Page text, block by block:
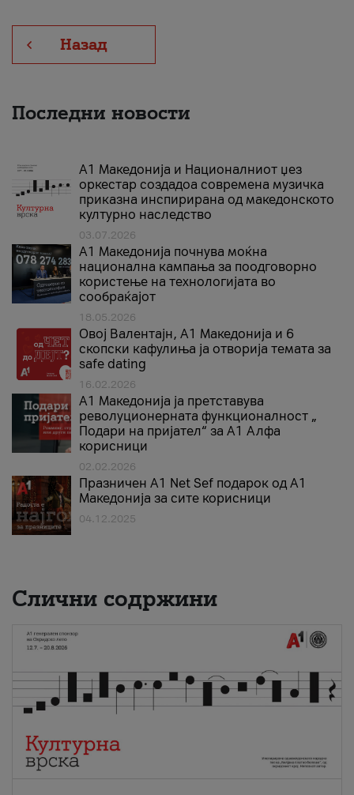
Назад
Последни новости
А1 Македонија и Националниот џез
оркестар создадоа современа музичка
приказна инспирирана од македонското
културно наследство
03.07.2026
A1 Македонија почнува моќна
национална кампања за поодговорно
користење на технологијата во
сообраќајот
18.05.2026
Овој Валентајн, A1 Македонија и 6
скопски кафулиња ја отворија темата за
safe dating
16.02.2026
А1 Македонија ја претставува
револуционерната функционалност „
Подари на пријател“ за А1 Алфа
корисници
02.02.2026
Празничен A1 Net Sеf подарок од А1
Македонија за сите корисници
04.12.2025
Слични содржини